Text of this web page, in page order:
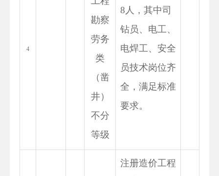
4
勘察
劳务
类
（凿
井）
不分
等级
8人，其中司
钻员、电工、
电焊工、安全
员技术岗位齐
全，满足标准
要求。
注册造价工程